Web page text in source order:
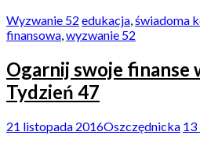
Wyzwanie 52 edukacja świadoma
finansowa wyzwanie 52
Ogarnij swoje finanse
Tydzień 47
21 listopada 2016Oszczędnicka 13